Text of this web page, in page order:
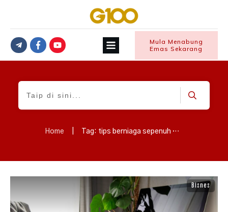
Mula Menabung
Emas Sekarang
Home Tag: tips berniaga sepenuh masa
Bisnes